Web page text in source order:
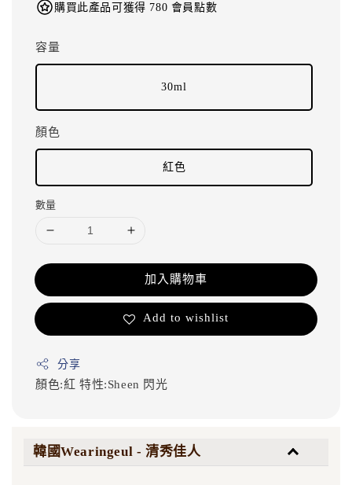
購買此產品可獲得 780 會員點數
容量
30ml
顏色
紅色
數量
加入購物車
Add to wishlist
分享
顏色:紅 特性:Sheen 閃光
韓國Wearingeul - 清秀佳人